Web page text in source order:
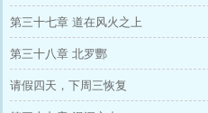
第三十七章 道在风火之上
第三十八章 北罗酆
请假四天，下周三恢复